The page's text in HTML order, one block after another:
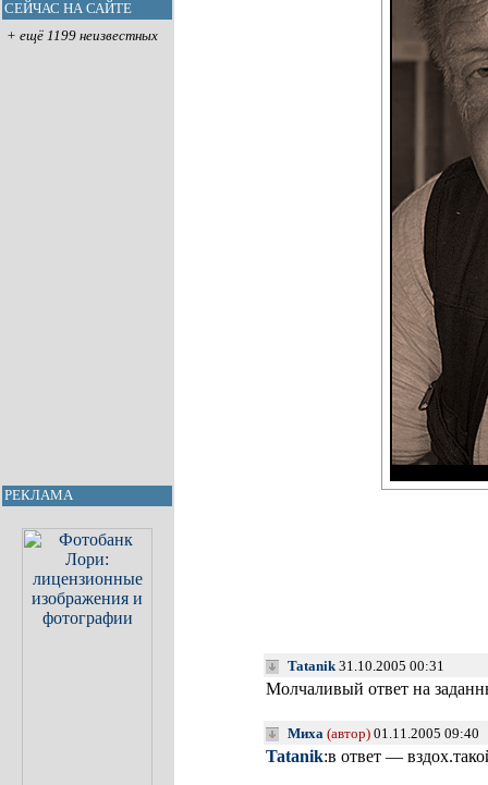
СЕЙЧАС НА САЙТЕ
+ ещё 1199 неизвестных
РЕКЛАМА
Tatanik31.10.2005 00:31
Молчаливый ответ на
Миха (автор) 01.11.2005 09:40
Tatanik:в ответ —